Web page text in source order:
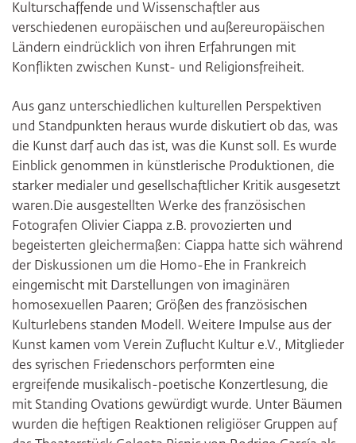
Kulturschaffende und Wissenschaftler aus
verschiedenen europäischen und außereuropäischen
Ländern eindrücklich von ihren Erfahrungen mit
Konflikten zwischen Kunst- und Religionsfreiheit.
Aus ganz unterschiedlichen kulturellen Perspektiven
und Standpunkten heraus wurde diskutiert ob das, was
die Kunst darf auch das ist, was die Kunst soll. Es wurde
Einblick genommen in künstlerische Produktionen, die
starker medialer und gesellschaftlicher Kritik ausgesetzt
waren.Die ausgestellten Werke des französischen
Fotografen Olivier Ciappa z.B. provozierten und
begeisterten gleichermaßen: Ciappa hatte sich während
der Diskussionen um die Homo-Ehe in Frankreich
eingemischt mit Darstellungen von imaginären
homosexuellen Paaren; Größen des französischen
Kulturlebens standen Modell. Weitere Impulse aus der
Kunst kamen vom Verein Zuflucht Kultur e.V., Mitglieder
des syrischen Friedenschors performten eine
ergreifende musikalisch-poetische Konzertlesung, die
mit Standing Ovations gewürdigt wurde. Unter Bäumen
wurden die heftigen Reaktionen religiöser Gruppen auf